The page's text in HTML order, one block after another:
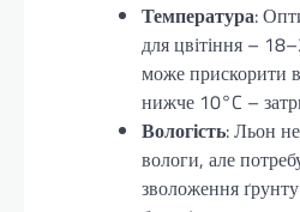
Температура:
для цвітіння –
може прискорити
нижче 10°C –
Вологість: Льон
вологи, але
зволоження